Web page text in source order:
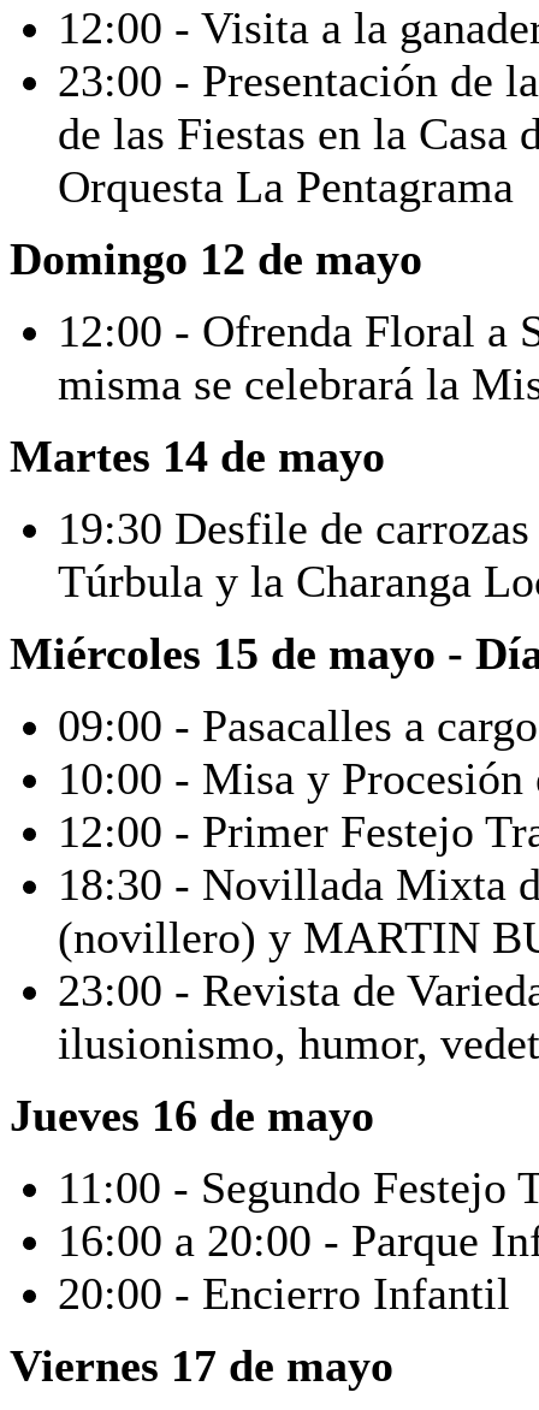
12:00 - Visita a la
23:00 - Presentación de
de las Fiestas en la Casa
Orquesta La Pentagrama
Domingo 12 de mayo
12:00 - Ofrenda Floral a
misma se celebrará la
Martes 14 de mayo
19:30 Desfile de
Túrbula y la Charanga
Miércoles 15 de mayo -
09:00 - Pasacalles a
10:00 - Misa y
12:00 - Primer Festejo
18:30 - Novillada Mixta
(novillero) y MARTIN
23:00 - Revista de
ilusionismo, humor,
Jueves 16 de mayo
11:00 - Segundo Festejo
16:00 a 20:00 - Parque
20:00 - Encierro Infantil
Viernes 17 de mayo